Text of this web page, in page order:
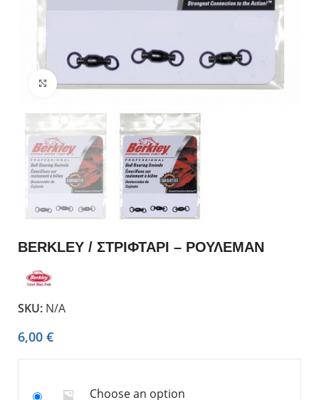
Click to enlarge
BERKLEY / ΣΤΡΙΦΤΑΡΙ – ΡΟΥΛΕΜΑΝ
SKU: N/A
6,00 €
Choose an option